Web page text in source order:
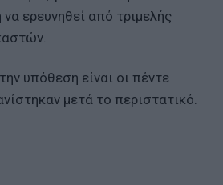
ερευνηθεί από τριμελής
υπόθεση είναι οι πέντε
μετά το περιστατικό.